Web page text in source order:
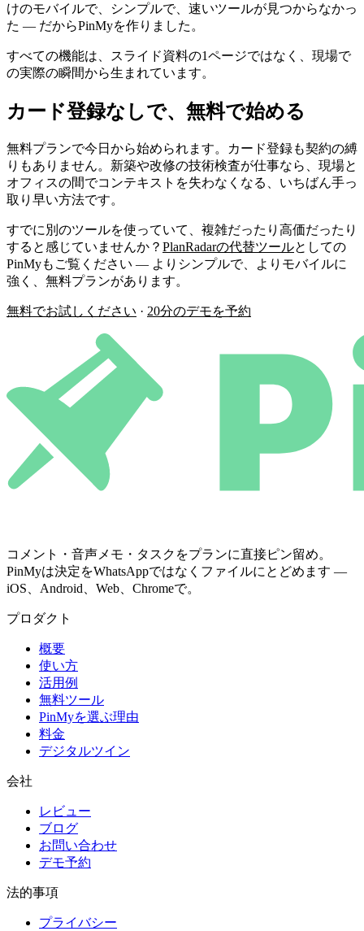
けのモバイルで、シンプルで、速いツールが見つからなかっ
た ― だからPinMyを作りました。
すべての機能は、スライド資料の1ページではなく、現場で
の実際の瞬間から生まれています。
カード登録なしで、無料で始める
無料プランで今日から始められます。カード登録も契約の縛
りもありません。新築や改修の技術検査が仕事なら、現場と
オフィスの間でコンテキストを失わなくなる、いちばん手っ
取り早い方法です。
すでに別のツールを使っていて、複雑だったり高価だったり
すると感じていませんか？ PlanRadarの代替ツールとしての
PinMyもご覧ください ― よりシンプルで、よりモバイルに
強く、無料プランがあります。
無料でお試しください · 20分のデモを予約
コメント・音声メモ・タスクをプランに直接ピン留め。
PinMyは決定をWhatsAppではなくファイルにとどめます —
iOS、Android、Web、Chromeで。
プロダクト
概要
使い方
活用例
無料ツール
PinMyを選ぶ理由
料金
デジタルツイン
会社
レビュー
ブログ
お問い合わせ
デモ予約
法的事項
プライバシー